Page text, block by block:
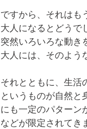
ですから、それはも
大人になるとどうで
突然いろいろな動き
大人には、そのよう
それとともに、生活
というものが自然と
にも一定のパターン
などが限定されてき